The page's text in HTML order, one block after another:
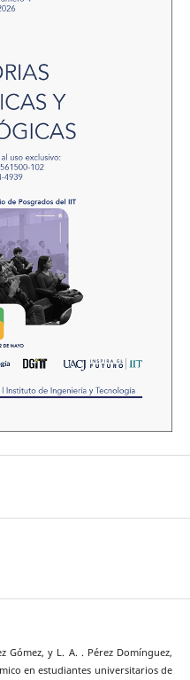
Gómez, y L. A. . Pérez Domínguez,
en estudiantes universitarios de